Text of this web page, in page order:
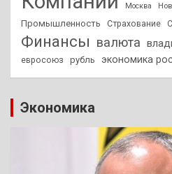
Москва
Промышленность Страхование
Финансы валюта
евросоюз рубль экономика
Экономика